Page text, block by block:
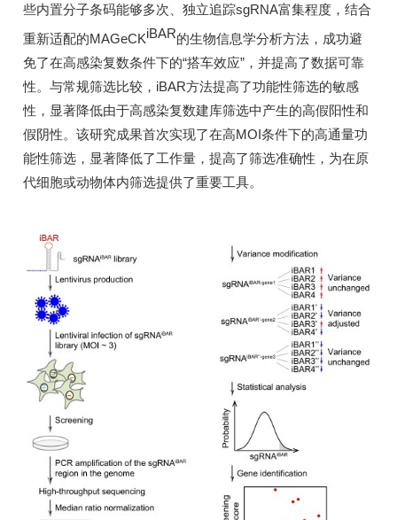
些内置分子条码能够多次、独立追踪sgRNA富集程度，结合
重新适配的MAGeCKiBAR的生物信息学分析方法，成功避
免了在高感染复数条件下的“搭车效应”，并提高了数据可靠
性。与常规筛选比较，iBAR方法提高了功能性筛选的敏感
性，显著降低由于高感染复数建库筛选中产生的高假阳性和
假阴性。该研究成果首次实现了在高MOI条件下的高通量功
能性筛选，显著降低了工作量，提高了筛选准确性，为在原
代细胞或动物体内筛选提供了重要工具。